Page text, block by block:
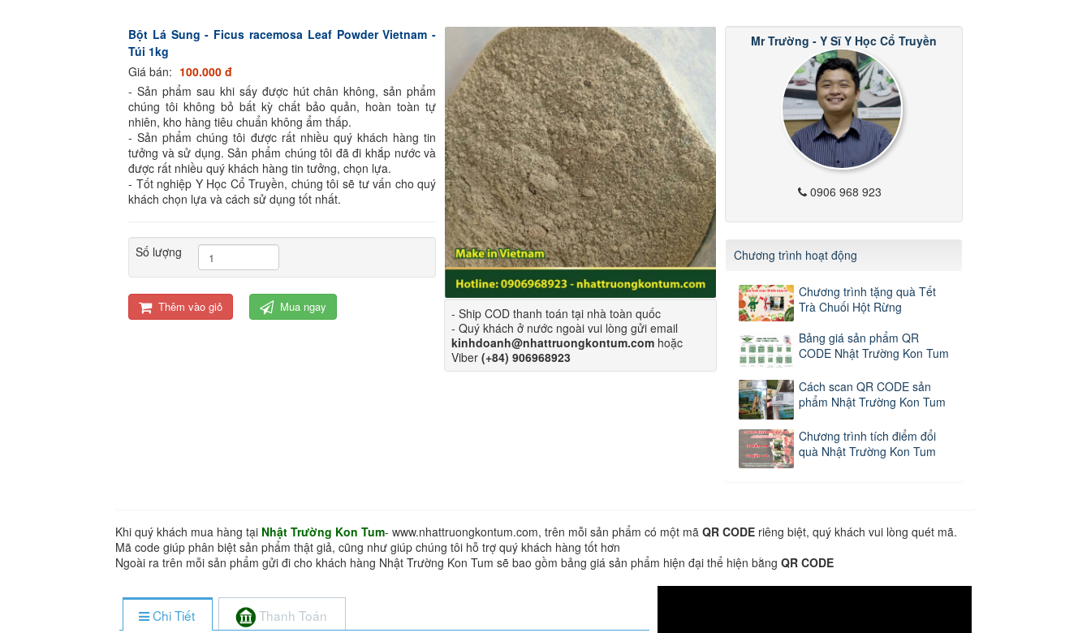
Bột Lá Sung - Ficus racemosa Leaf Powder Vietnam -
Túi 1kg
Giá bán: 100.000 đ
- Sản phẩm sau khi sấy được hút chân không, sản phẩm
chúng tôi không bỏ bất kỳ chất bảo quản, hoàn toàn tự
nhiên, kho hàng tiêu chuẩn không ẩm thấp.
- Sản phẩm chúng tôi được rất nhiều quý khách hàng tin
tưởng và sử dụng. Sản phẩm chúng tôi đã đi khắp nước và
được rất nhiều quý khách hàng tin tưởng, chọn lựa.
- Tốt nghiệp Y Học Cổ Truyền, chúng tôi sẽ tư vấn cho quý
khách chọn lựa và cách sử dụng tốt nhất.
Số lượng
Thêm vào giỏ Mua ngay
- Ship COD thanh toán tại nhà toàn quốc
- Quý khách ở nước ngoài vui lòng gửi email
kinhdoanh@nhattruongkontum.com hoặc
Viber(+84) 906968923
Mr Trường - Y Sĩ Y Học Cổ Truyền
0906 968 923
Chương trình hoạt động
Chương trình tặng quà Tết
Trà Chuối Hột Rừng
Bảng giá sản phẩm QR
CODE Nhật Trường Kon Tum
Cách scan QR CODE sản
phẩm Nhật Trường Kon Tum
Chương trình tích điểm đổi
quà Nhật Trường Kon Tum
Khi quý khách mua hàng tại Nhật Trường Kon Tum- www.nhattruongkontum.com, trên mỗi sản phẩm có một mã QR CODE riêng biệt, quý khách vui lòng quét mã.
Mã code giúp phân biệt sản phẩm thật giả, cũng như giúp chúng tôi hỗ trợ quý khách hàng tốt hơn
Ngoài ra trên mỗi sản phẩm gửi đi cho khách hàng Nhật Trường Kon Tum sẽ bao gồm bảng giá sản phẩm hiện đại thể hiện bằng QR CODE
Chi Tiết Thanh Toán